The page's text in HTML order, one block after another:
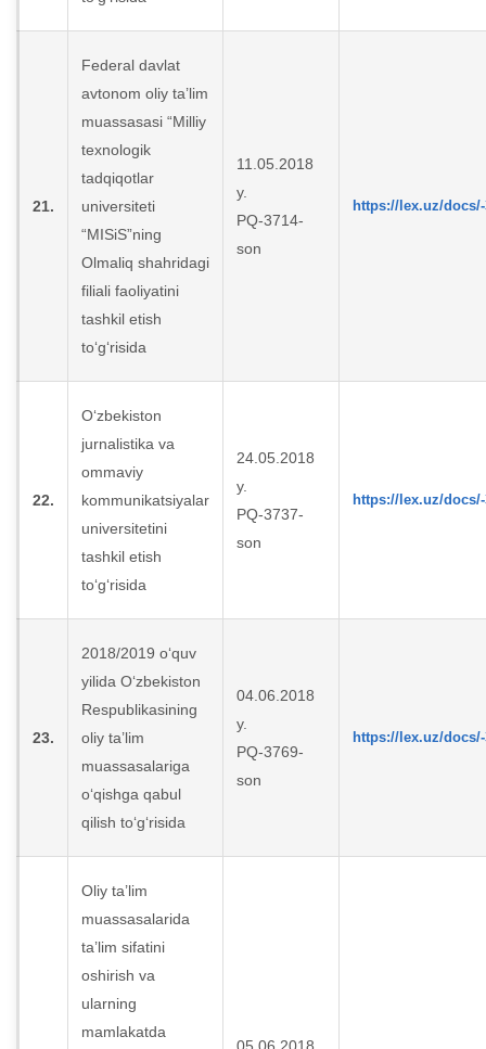
21.
Federal davlat
avtonom oliy ta’lim
muassasasi “Milliy
texnologik
tadqiqotlar
universiteti
“MISiS”ning
Olmaliq shahridagi
filiali faoliyatini
tashkil etish
to‘g‘risida
11.05.2018
y.
PQ-3714-
son
https://lex.uz/docs/-
22.
O‘zbekiston
jurnalistika va
ommaviy
kommunikatsiyalar
universitetini
tashkil etish
to‘g‘risida
24.05.2018
y.
PQ-3737-
son
https://lex.uz/docs/-
23.
2018/2019 o‘quv
yilida O‘zbekiston
Respublikasining
oliy ta’lim
muassasalariga
o‘qishga qabul
qilish to‘g‘risida
04.06.2018
y.
PQ-3769-
son
https://lex.uz/docs/-
Oliy ta’lim
muassasalarida
ta’lim sifatini
oshirish va
ularning
mamlakatda